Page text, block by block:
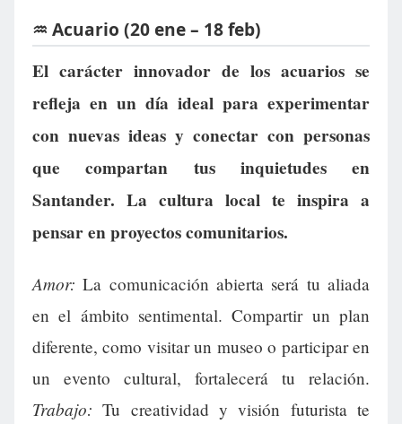
♒ Acuario (20 ene – 18 feb)
El carácter innovador de los acuarios se
refleja en un día ideal para experimentar
con nuevas ideas y conectar con personas
que compartan tus inquietudes en
Santander. La cultura local te inspira a
pensar en proyectos comunitarios.
Amor: La comunicación abierta será tu aliada
en el ámbito sentimental. Compartir un plan
diferente, como visitar un museo o participar en
un evento cultural, fortalecerá tu relación.
Trabajo: Tu creatividad y visión futurista te